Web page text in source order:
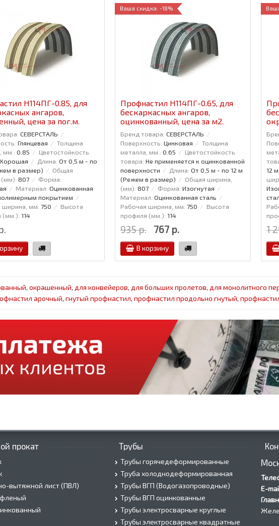
H114ПГ-0.85, для
ангаров,
цена за пог.м.
СЕВЕРСТАЛЬ
Глянцевая
Толщина
мм.: 0.85
Цветостойкость
Хорошая Длина: От 0,5 м - по
в размер)
Общая
(мм): 807
Форма:
Материал: Оцинкованная
покрытием
ширина, мм: 750
Высота
(мм.): 114
Ваша скидка: -18%
Профнастил H114ПГ-0.65, для
бескаркасных ангаров,
оцинкованный, цена за м2.
Бренд товара: СЕВЕРСТАЛЬ
Поверхность: Цинковая
Толщина
металла, мм.: 0.65
Цветостойкость
товара: Не применяется к оцинкованной
поверхности
Длина: От 0,5 м - по 12 м
(Режем в размер)
Общая ширина,
(мм): 807 Форма: Изогнутая
Материал: Оцинкованная сталь
Рабочая ширина, мм: 750
Высота
профиля (мм.): 114
935 р. 767 р.
В корзину
12
1
, окрашенный, для конвейеров, для больших пролетов, для монолитного
арочный, гнутый профнастил, профнастил продольно гнутый,
прокат
вытяжной лист (ПВЛ)
Трубы
Трубы горячедеформированные
Труба холоднодеформированная
Трубы ВГП (Водогазопроводные)
Трубы ВГП оцинкованные
Трубы электросварные круглые
Трубы электросварные квадратные
E-